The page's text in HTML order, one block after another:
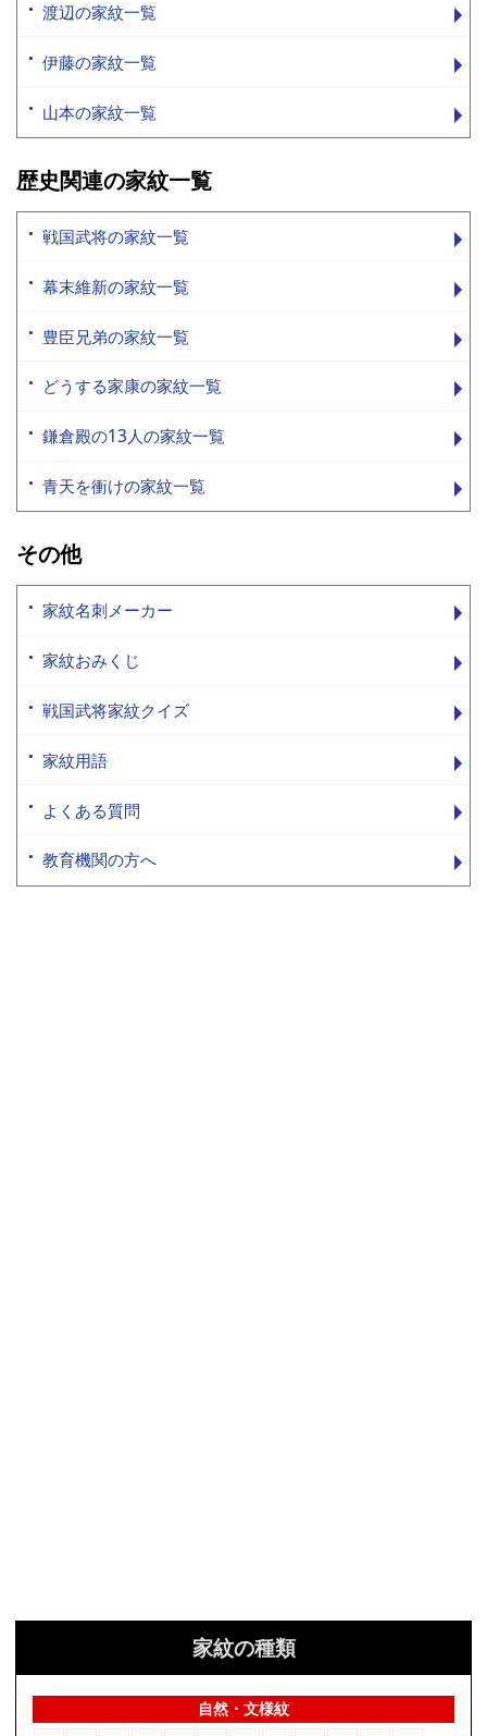
渡辺の家紋一覧
伊藤の家紋一覧
山本の家紋一覧
歴史関連の家紋一覧
戦国武将の家紋一覧
幕末維新の家紋一覧
豊臣兄弟の家紋一覧
どうする家康の家紋一覧
鎌倉殿の13人の家紋一覧
青天を衝けの家紋一覧
その他
家紋名刺メーカー
家紋おみくじ
戦国武将家紋クイズ
家紋用語
よくある質問
教育機関の方へ
家紋の種類
自然・文様紋